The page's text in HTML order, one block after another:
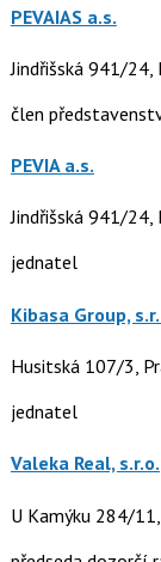
PEVAIAS a.s.
Jindřišská 941/24,
člen
PEVIA a.s.
Jindřišská 941/24,
jednatel
Kibasa Group,
Husitská 107/3,
jednatel
Valeka Real, s.r.o.
U Kamýku 284/